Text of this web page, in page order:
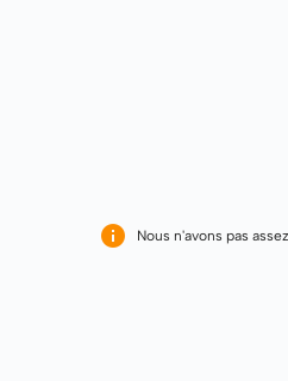
Nous n'avons pas